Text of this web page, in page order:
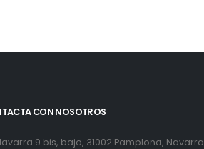
CON NOSOTROS
9 bis, bajo, 31002 Pamplona, Navarra